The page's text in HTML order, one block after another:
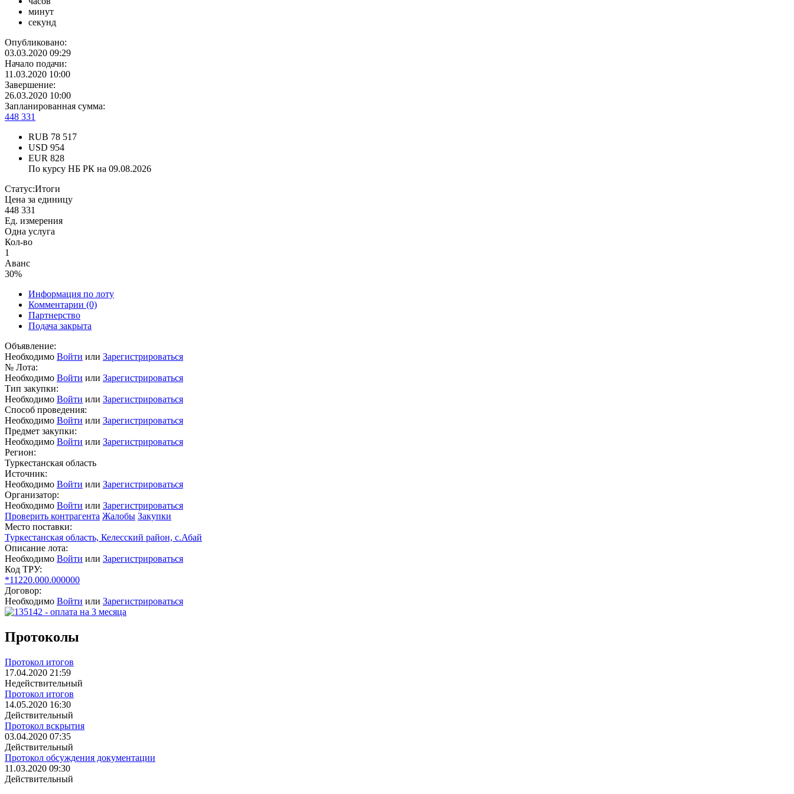
минут
секунд
Опубликовано:
03.03.2020 09:29
Начало подачи:
11.03.2020 10:00
Завершение:
26.03.2020 10:00
Запланированная сумма:
448 331
RUB 78 517
USD 954
EUR 828
По курсу НБ РК на 09.08.2026
Статус:Итоги
Цена за единицу
448 331
Ед. измерения
Одна услуга
Кол-во
1
Аванс
30%
Информация по лоту
Комментарии (0)
Партнерство
Подача закрыта
Объявление:
Необходимо Войти или Зарегистрироваться
№ Лота:
Необходимо Войти или Зарегистрироваться
Тип закупки:
Необходимо Войти или Зарегистрироваться
Способ проведения:
Необходимо Войти или Зарегистрироваться
Предмет закупки:
Необходимо Войти или Зарегистрироваться
Регион:
Туркестанская область
Источник:
Необходимо Войти или Зарегистрироваться
Организатор:
Необходимо Войти или Зарегистрироваться
Проверить контрагента Жалобы Закупки
Место поставки:
Туркестанская область, Келесский район, с.Абай
Описание лота:
Необходимо Войти или Зарегистрироваться
Код ТРУ:
*11220.000.000000
Договор:
Необходимо Войти или Зарегистрироваться
Протоколы
Протокол итогов
17.04.2020 21:59
Недействительный
Протокол итогов
14.05.2020 16:30
Действительный
Протокол вскрытия
03.04.2020 07:35
Действительный
Протокол обсуждения документации
11.03.2020 09:30
Действительный